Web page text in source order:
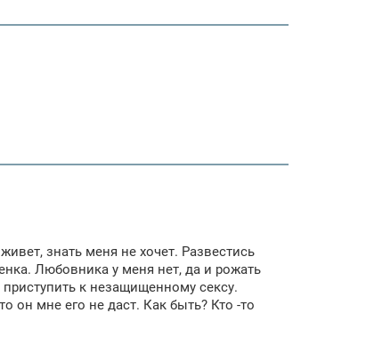
знать меня не хочет. Развестись
Любовника у меня нет, да и рожать
к незащищенному сексу.
он мне его не даст. Как быть? Кто -то